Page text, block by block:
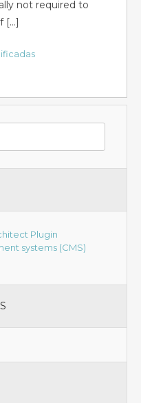
not required to
[…]
Plugin
systems (CMS)